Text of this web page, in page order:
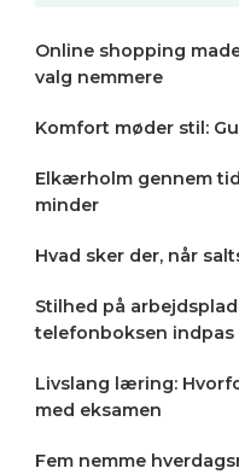
Online shopping
valg nemmere
Komfort møder stil:
Elkærholm gennem
minder
Hvad sker der, når
Stilhed på
telefonboksen
Livslang læring:
med eksamen
Fem nemme